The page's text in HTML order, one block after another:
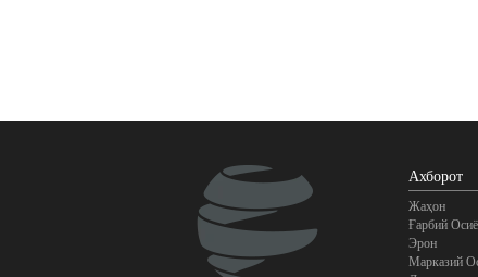
Ахборот
Жаҳон
Ғарбий Осиё
Эрон
Марказий